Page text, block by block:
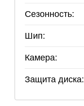
Сезонность:
Шип:
Камера:
Защита диска: